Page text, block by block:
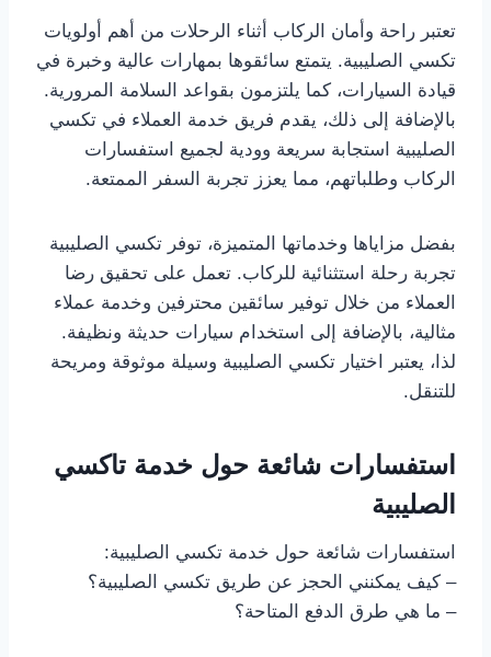
تعتبر راحة وأمان الركاب أثناء الرحلات من أهم أولويات
تكسي الصليبية. يتمتع سائقوها بمهارات عالية وخبرة في
قيادة السيارات، كما يلتزمون بقواعد السلامة المرورية.
بالإضافة إلى ذلك، يقدم فريق خدمة العملاء في تكسي
الصليبية استجابة سريعة وودية لجميع استفسارات
الركاب وطلباتهم، مما يعزز تجربة السفر الممتعة.
بفضل مزاياها وخدماتها المتميزة، توفر تكسي الصليبية
تجربة رحلة استثنائية للركاب. تعمل على تحقيق رضا
العملاء من خلال توفير سائقين محترفين وخدمة عملاء
مثالية، بالإضافة إلى استخدام سيارات حديثة ونظيفة.
لذا، يعتبر اختيار تكسي الصليبية وسيلة موثوقة ومريحة
للتنقل.
استفسارات شائعة حول خدمة تاكسي
الصليبية
استفسارات شائعة حول خدمة تكسي الصليبية:
– كيف يمكنني الحجز عن طريق تكسي الصليبية؟
– ما هي طرق الدفع المتاحة؟